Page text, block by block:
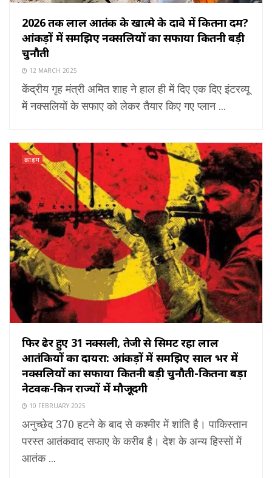
2026 तक लाल आतंक के खात्मे के दावे में कितना दम?
आंकड़ों में समझिए नक्सलियों का सफाया कितनी बड़ी
चुनौती
12 MARCH 2025
केंद्रीय गृह मंत्री अमित शाह ने हाल ही में दिए एक दिए इंटरव्यू
में नक्सलियों के सफाए को लेकर तैयार किए गए प्लान ...
क्राइम
फिर ढेर हुए 31 नक्सली, तेजी से सिमट रहा लाल
आतंकियों का दायरा: आंकड़ों में समझिए साल भर में
नक्सलियों का सफाया कितनी बड़ी चुनौती-कितना बड़ा
नेटवर्क-किन राज्यों में मौजूदगी
10 FEBRUARY 2025
अनुच्छेद 370 हटने के बाद से कश्मीर में शांति है। पाकिस्तान
परस्त आतंकवाद सफाए के करीब है। देश के अन्य हिस्सों में
आतंक ...